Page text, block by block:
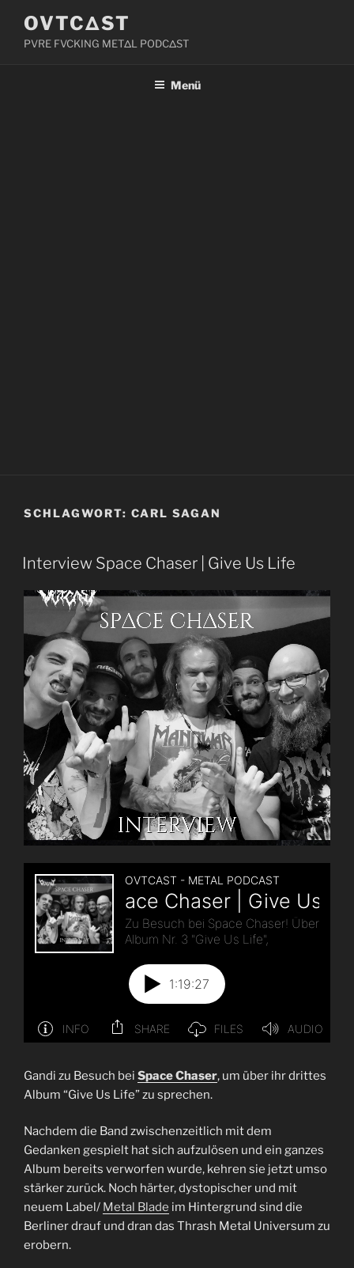
Inhalt
springen
OVTCΔST
PVRE FVCKING METΔL PODCΔST
Menü
SCHLAGWORT: CARL SAGAN
Interview Space Chaser | Give Us Life
Gandi zu Besuch bei Space Chaser, um über ihr drittes
Album “Give Us Life” zu sprechen.
Nachdem die Band zwischenzeitlich mit dem
Gedanken gespielt hat sich aufzulösen und ein ganzes
Album bereits verworfen wurde, kehren sie jetzt umso
stärker zurück. Noch härter, dystopischer und mit
neuem Label/ Metal Blade im Hintergrund sind die
Berliner drauf und dran das Thrash Metal Universum zu
erobern.